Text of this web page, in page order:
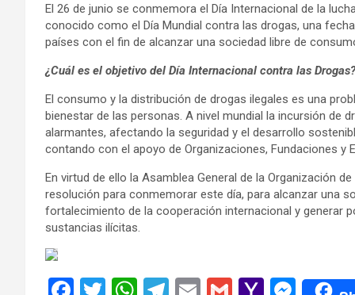
El 26 de junio se conmemora el Día Internacional de la
conocido como el Día Mundial contra las drogas, una
países con el fin de alcanzar una sociedad libre de
¿Cuál es el objetivo del Día Internacional contra las Drogas?
El consumo y la distribución de drogas ilegales es una
bienestar de las personas. A nivel mundial la incursión de
alarmantes, afectando la seguridad y el desarrollo
contando con el apoyo de Organizaciones, Fundaciones y
En virtud de ello la Asamblea General de la Organización
resolución para conmemorar este día, para alcanzar una
fortalecimiento de la cooperación internacional y generar
sustancias ilícitas.